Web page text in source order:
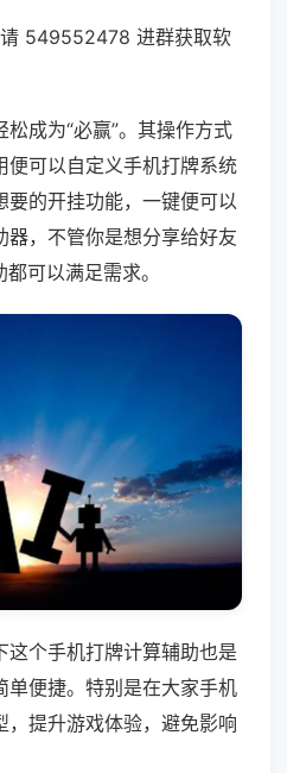
549552478 进群获取软
成为“必赢”。其操作方式
便可以自定义手机打牌系统
要的开挂功能，一键便可以
器，不管你是想分享给好友
可以满足需求。
这个手机打牌计算辅助也是
单便捷。特别是在大家手机
，提升游戏体验，避免影响